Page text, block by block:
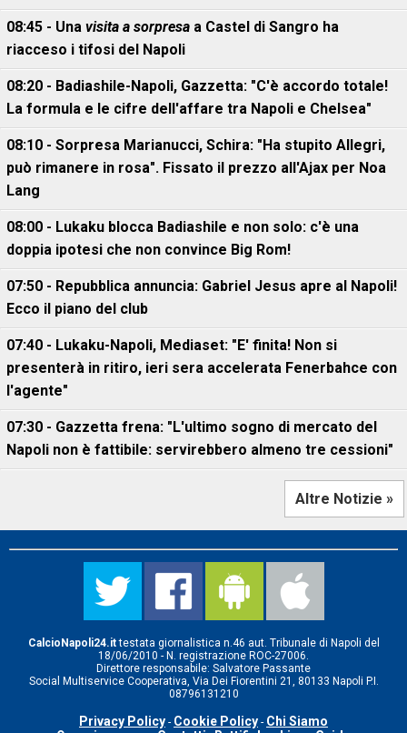
08:45 - Una visita a sorpresa a Castel di Sangro ha
riacceso i tifosi del Napoli
08:20 - Badiashile-Napoli, Gazzetta: "C'è accordo totale!
La formula e le cifre dell'affare tra Napoli e Chelsea"
08:10 - Sorpresa Marianucci, Schira: "Ha stupito Allegri,
può rimanere in rosa". Fissato il prezzo all'Ajax per Noa
Lang
08:00 - Lukaku blocca Badiashile e non solo: c'è una
doppia ipotesi che non convince Big Rom!
07:50 - Repubblica annuncia: Gabriel Jesus apre al Napoli!
Ecco il piano del club
07:40 - Lukaku-Napoli, Mediaset: "E' finita! Non si
presenterà in ritiro, ieri sera accelerata Fenerbahce con
l'agente"
07:30 - Gazzetta frena: "L'ultimo sogno di mercato del
Napoli non è fattibile: servirebbero almeno tre cessioni"
Altre Notizie »
CalcioNapoli24.ittestata giornalistica n.46 aut. Tribunale di Napoli del
18/06/2010 - N. registrazione ROC-27006.
Direttore responsabile: Salvatore Passante
Social Multiservice Cooperativa, Via Dei Fiorentini 21, 80133 Napoli P.I.
08796131210
Privacy Policy - Cookie Policy - Chi Siamo